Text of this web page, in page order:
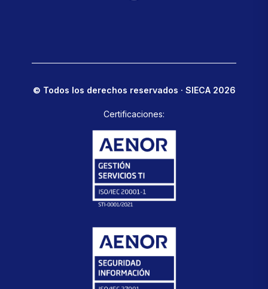
© Todos los derechos reservados · SIECA 2026
Certificaciones: